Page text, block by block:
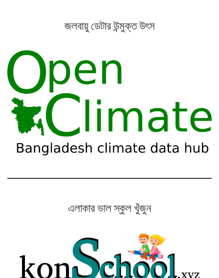
জলবায়ু ডেটার উন্মুক্ত উৎস
এলাকার ভাল স্কুল খুঁজুন